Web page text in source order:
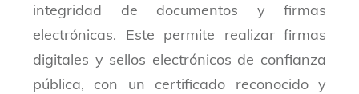
integridad de documentos y firmas
electrónicas. Este permite realizar firmas
digitales y sellos electrónicos de confianza
pública, con un certificado reconocido y